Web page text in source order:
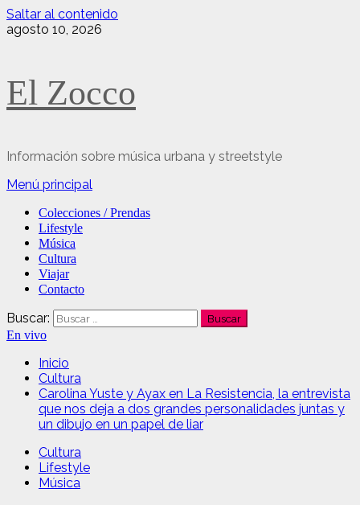
Saltar al contenido
agosto 10, 2026
El Zocco
Información sobre música urbana y streetstyle
Menú principal
Colecciones / Prendas
Lifestyle
Música
Cultura
Viajar
Contacto
Buscar:
En vivo
Inicio
Cultura
Carolina Yuste y Ayax en La Resistencia, la entrevista
que nos deja a dos grandes personalidades juntas y
un dibujo en un papel de liar
Cultura
Lifestyle
Música